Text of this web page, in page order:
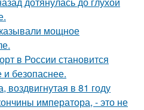
мощное
в России становится
безопаснее.
воздвигнутая в 81 году
императора, - это не